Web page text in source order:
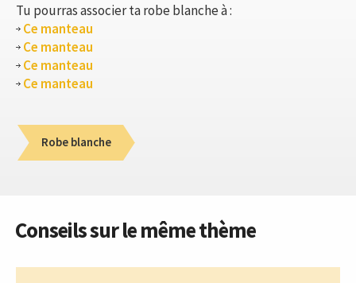
Tu pourras associer ta robe blanche à :
Ce manteau
Ce manteau
Ce manteau
Ce manteau
Robe blanche
Conseils sur le même thème